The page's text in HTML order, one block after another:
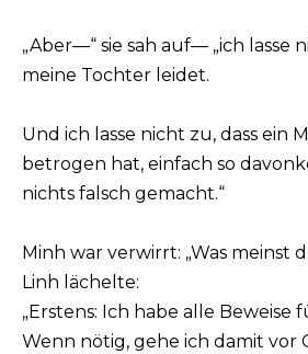
„Aber—“ sie sah auf— „ich lasse
meine Tochter leidet.
Und ich lasse nicht zu, dass ein
betrogen hat, einfach so
nichts falsch gemacht.“
Minh war verwirrt: „Was meinst
Linh lächelte:
„Erstens: Ich habe alle Beweise
Wenn nötig, gehe ich damit vor